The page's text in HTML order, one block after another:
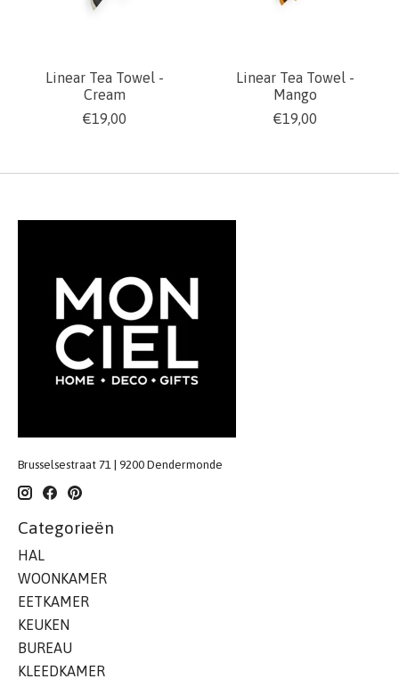
Linear Tea Towel -
Cream
€19,00
Linear Tea Towel -
Mango
€19,00
Brusselsestraat 71 | 9200 Dendermonde
Categorieën
HAL
WOONKAMER
EETKAMER
KEUKEN
BUREAU
KLEEDKAMER